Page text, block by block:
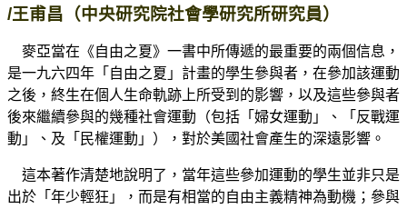
/王甫昌（中央研究院社會學研究所研究員）
麥亞當在《自由之夏》一書中所傳遞的最重要的兩個信息，
是一九六四年「自由之夏」計畫的學生參與者，在參加該運動
之後，終生在個人生命軌跡上所受到的影響，以及這些參與者
後來繼續參與的幾種社會運動（包括「婦女運動」、「反戰運
動」、及「民權運動」），對於美國社會產生的深遠影響。
這本著作清楚地說明了，當年這些參加運動的學生並非只是
出於「年少輕狂」，而是有相當的自由主義精神為動機；參與